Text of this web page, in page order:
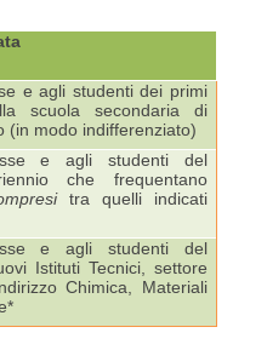
e agli studenti dei primi
scuola secondaria di
(in modo indifferenziato)
e agli studenti del
che frequentano
tra quelli indicati
e agli studenti del
Istituti Tecnici, settore
Chimica, Materiali